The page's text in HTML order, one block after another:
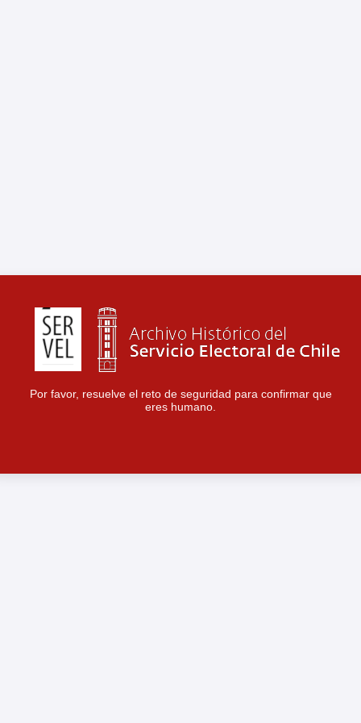
Por favor, resuelve el reto de seguridad para confirmar que
eres humano.